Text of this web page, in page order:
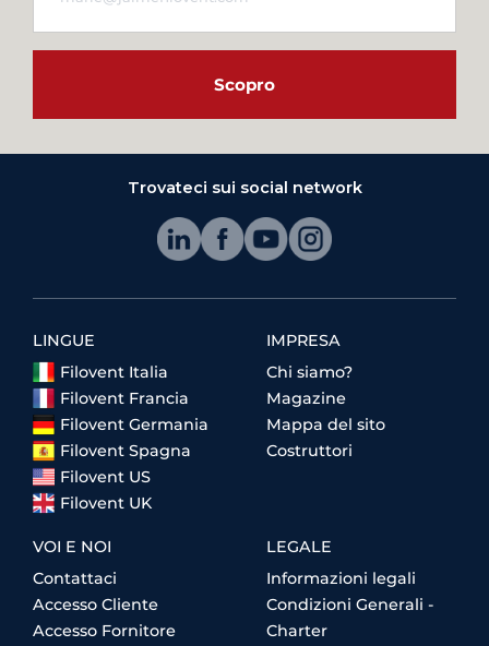
Scopro
Trovateci sui social network
LINGUE
Filovent Italia
Filovent Francia
Filovent Germania
Filovent Spagna
Filovent US
Filovent UK
IMPRESA
Chi siamo?
Magazine
Mappa del sito
Costruttori
VOI E NOI
Contattaci
Accesso Cliente
Accesso Fornitore
LEGALE
Informazioni legali
Condizioni Generali -
Charter